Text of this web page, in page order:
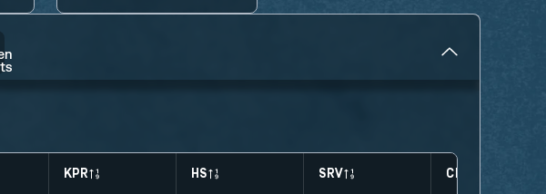
KPR HS SRV CLUTCHES